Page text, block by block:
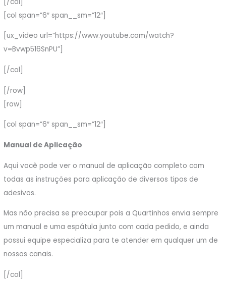
[col span=”6″ span__sm=”12″]
[ux_video url=”https://www.youtube.com/watch?
v=Bvwp516SnPU”]
[/col]
[/row]
[row]
[col span=”6″ span__sm=”12″]
Manual de Aplicação
Aqui você pode ver o manual de aplicação completo com
todas as instruções para aplicação de diversos tipos de
adesivos.
Mas não precisa se preocupar pois a Quartinhos envia sempre
um manual e uma espátula junto com cada pedido, e ainda
possui equipe especializa para te atender em qualquer um de
nossos canais.
[/col]